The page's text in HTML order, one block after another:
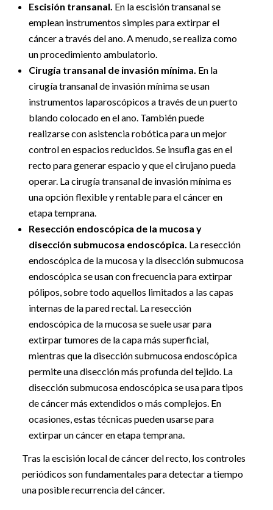
Escisión transanal. En la escisión transanal se
emplean instrumentos simples para extirpar el
cáncer a través del ano. A menudo, se realiza como
un procedimiento ambulatorio.
Cirugía transanal de invasión mínima. En la
cirugía transanal de invasión mínima se usan
instrumentos laparoscópicos a través de un puerto
blando colocado en el ano. También puede
realizarse con asistencia robótica para un mejor
control en espacios reducidos. Se insufla gas en el
recto para generar espacio y que el cirujano pueda
operar. La cirugía transanal de invasión mínima es
una opción flexible y rentable para el cáncer en
etapa temprana.
Resección endoscópica de la mucosa y
disección submucosa endoscópica. La resección
endoscópica de la mucosa y la disección submucosa
endoscópica se usan con frecuencia para extirpar
pólipos, sobre todo aquellos limitados a las capas
internas de la pared rectal. La resección
endoscópica de la mucosa se suele usar para
extirpar tumores de la capa más superficial,
mientras que la disección submucosa endoscópica
permite una disección más profunda del tejido. La
disección submucosa endoscópica se usa para tipos
de cáncer más extendidos o más complejos. En
ocasiones, estas técnicas pueden usarse para
extirpar un cáncer en etapa temprana.
Tras la escisión local de cáncer del recto, los controles
periódicos son fundamentales para detectar a tiempo
una posible recurrencia del cáncer.